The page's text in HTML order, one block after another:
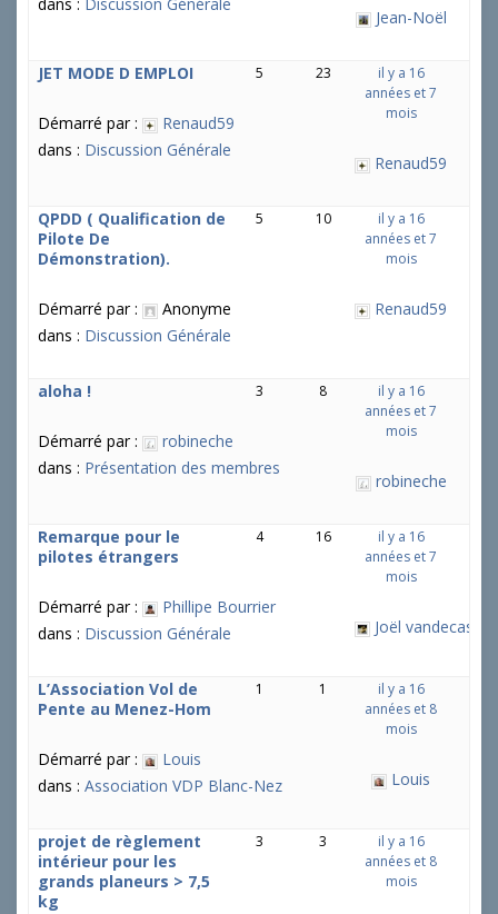
Jean-Noël
JET MODE D EMPLOI
Démarré par :
Renaud59
dans : Discussion Générale
5 23
il y a 16
années et 7
mois
Renaud59
QPDD ( Qualification de
Pilote De
Démonstration).
Démarré par :
Anonyme
dans : Discussion Générale
5 10
il y a 16
années et 7
mois
Renaud59
aloha !
Démarré par :
robineche
dans : Présentation des membres
3 8
il y a 16
années et 7
mois
robineche
Remarque pour le
pilotes étrangers
Démarré par :
Phillipe Bourrier
dans : Discussion Générale
4 16
il y a 16
années et 7
mois
Joël
L’Association Vol de
Pente au Menez-Hom
Démarré par :
Louis
dans : Association VDP Blanc-Nez
1 1
il y a 16
années et 8
mois
Louis
projet de règlement
intérieur pour les
grands planeurs > 7,5
kg
3 3
il y a 16
années et 8
mois